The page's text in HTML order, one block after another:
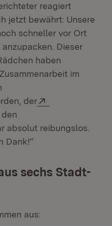
reagiert
jetzt bewährt: Unsere
schneller vor Ort
Dieser
haben
im
der
(Öffnet in neuem Fenster)
, den
absolut reibungslos.
Dank!“
sechs Stadt-
aus: